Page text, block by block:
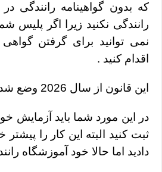
که بدون گواهینامه رانندگی
نمی توانید برای گرفتن
اقدام کنید .
این قانون از سال 2026 وضع شده است .
در این مورد شما باید آزمایش
ثبت کنید البته این کار را پیشتر
دادید اما حالا خود آموزشگاه